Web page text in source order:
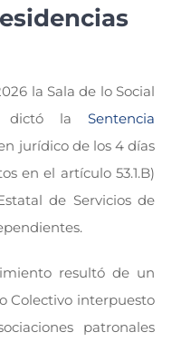
la Sala de lo Social
dictó laSentencia
jurídico de los 4 días
en el artículo 53.1.B)
de Servicios de
resultó de un
Colectivo interpuesto
patronales